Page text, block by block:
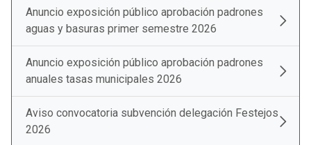
Anuncio exposición público aprobación padrones
aguas y basuras primer semestre 2026
Anuncio exposición público aprobación padrones
anuales tasas municipales 2026
Aviso convocatoria subvención delegación Festejos
2026